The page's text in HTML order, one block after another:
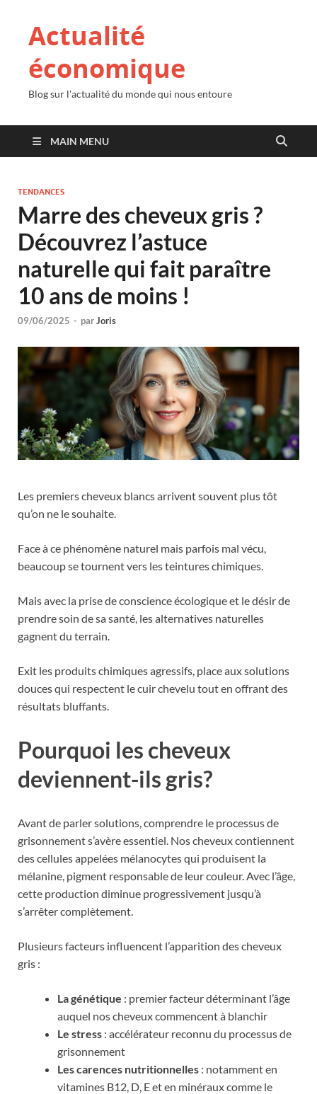
Actualité
économique
Blog sur l'actualité du monde qui nous entoure
MAIN MENU
TENDANCES
Marre des cheveux gris ?
Découvrez l’astuce
naturelle qui fait paraître
10 ans de moins !
09/06/2025 - parJoris
Les premiers cheveux blancs arrivent souvent plus tôt
qu’on ne le souhaite.
Face à ce phénomène naturel mais parfois mal vécu,
beaucoup se tournent vers les teintures chimiques.
Mais avec la prise de conscience écologique et le désir de
prendre soin de sa santé, les alternatives naturelles
gagnent du terrain.
Exit les produits chimiques agressifs, place aux solutions
douces qui respectent le cuir chevelu tout en offrant des
résultats bluffants.
Pourquoi les cheveux
deviennent-ils gris?
Avant de parler solutions, comprendre le processus de
grisonnement s’avère essentiel. Nos cheveux contiennent
des cellules appelées mélanocytes qui produisent la
mélanine, pigment responsable de leur couleur. Avec l’âge,
cette production diminue progressivement jusqu’à
s’arrêter complètement.
Plusieurs facteurs influencent l’apparition des cheveux
gris :
La génétique : premier facteur déterminant l’âge
auquel nos cheveux commencent à blanchir
Le stress : accélérateur reconnu du processus de
grisonnement
Les carences nutritionnelles : notamment en
vitamines B12, D, E et en minéraux comme le